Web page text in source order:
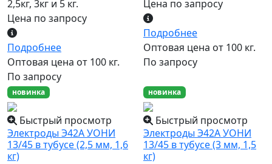
2,5кг, 3кг и 5 кг.
Цена по запросу
Подробнее
Оптовая цена от 100 кг.
По запросу
Цена по запросу
Подробнее
Оптовая цена от 100 кг.
По запросу
новинка
Быстрый просмотр
Электроды Э42А УОНИ
13/45 в тубусе (2,5 мм, 1,6
кг)
новинка
Быстрый просмотр
Электроды Э42А УОНИ
13/45 в тубусе (3 мм, 1,5
кг)